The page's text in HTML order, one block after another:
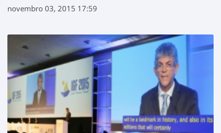
novembro 03, 2015 17:59